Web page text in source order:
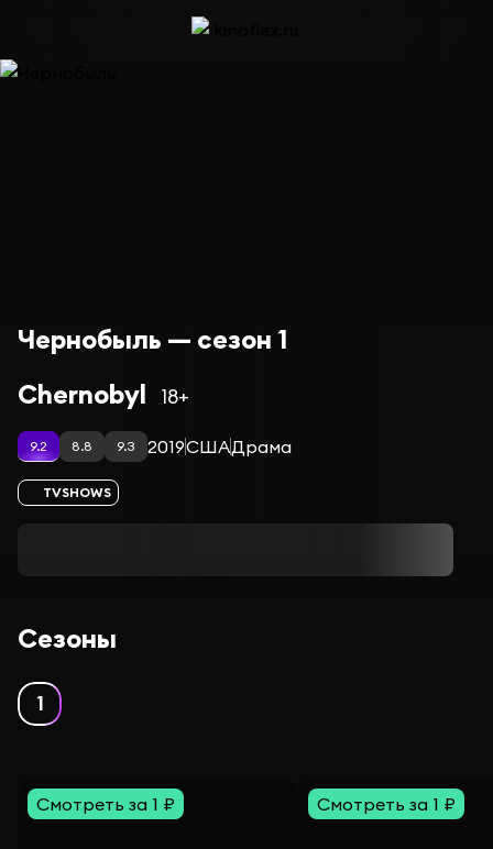
Чернобыль — сезон 1
Chernobyl
18+
9.2 8.8 9.3 2019СШАДрама
TVSHOWS
Сезоны
1
Смотреть за 1 ₽ Смотреть за 1 ₽